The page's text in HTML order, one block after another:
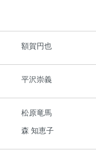
額賀円也
平沢崇義
松原竜馬
森 知恵子